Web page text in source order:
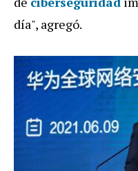
día", agregó.